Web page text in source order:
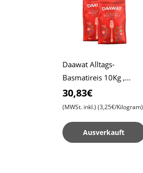
Daawat Alltags-
Basmatireis 10Kg ,
Daawat Normaler Reis
30,83€
(MWSt. inkl.) (3,25€/Kilogram)
Ausverkauft